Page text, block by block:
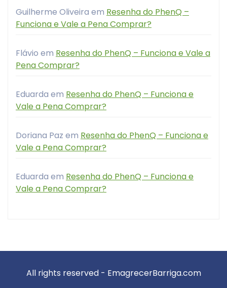
Guilherme Oliveira em Resenha do PhenQ –
Funciona e Vale a Pena Comprar?
Flávio em Resenha do PhenQ – Funciona e Vale a
Pena Comprar?
Eduarda em Resenha do PhenQ – Funciona e
Vale a Pena Comprar?
Doriana Paz em Resenha do PhenQ – Funciona e
Vale a Pena Comprar?
Eduarda em Resenha do PhenQ – Funciona e
Vale a Pena Comprar?
All rights reserved - EmagrecerBarriga.com